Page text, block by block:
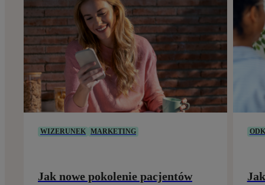
WIZERUNEK MARKETING
Jak nowe pokolenie pacjentów